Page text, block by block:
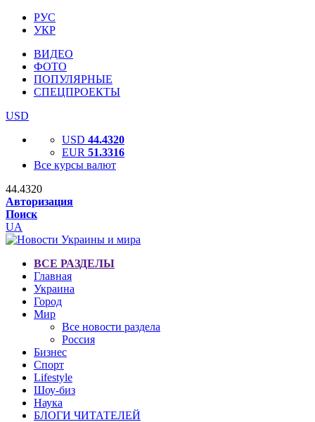
РУС
УКР
ВИДЕО
ФОТО
ПОПУЛЯРНЫЕ
СПЕЦПРОЕКТЫ
USD
USD 44.4320
EUR 51.3316
Все курсы валют
44.4320
Авторизация
Поиск
UA
ВСЕ РАЗДЕЛЫ
Главная
Украина
Город
Мир
Все новости раздела
Россия
Бизнес
Спорт
Lifestyle
Шоу-биз
Наука
БЛОГИ ЧИТАТЕЛЕЙ